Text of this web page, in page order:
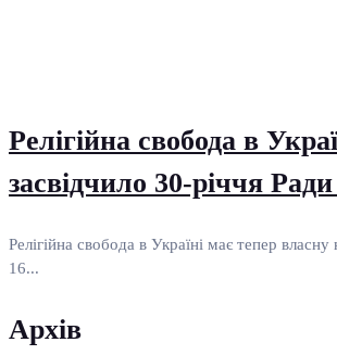
Релігійна свобода в
засвідчило 30-річчя
Релігійна свобода в Україні має тепер власну
16...
Архів